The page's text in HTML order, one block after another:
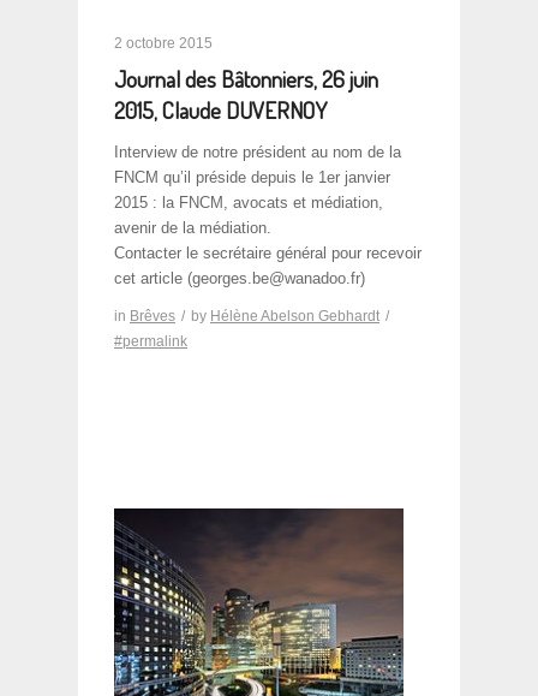
2 octobre 2015
Journal des Bâtonniers, 26 juin
2015, Claude DUVERNOY
Interview de notre président au nom de la
FNCM qu’il préside depuis le 1er janvier
2015 : la FNCM, avocats et médiation,
avenir de la médiation.
Contacter le secrétaire général pour recevoir
cet article (georges.be@wanadoo.fr)
in Brêves / by Hélène Abelson Gebhardt /
#permalink